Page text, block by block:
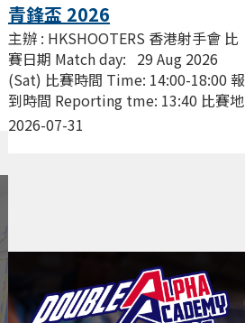
青鋒盃 2026
2026-07-31
主辦 : HKSHOOTERS 香港射手會 比
賽日期 Match day: 29 Aug 2026
(Sat) 比賽時間 Time: 14:00-18:00 報
到時間 Reporting tme: 13:40 比賽地
點...